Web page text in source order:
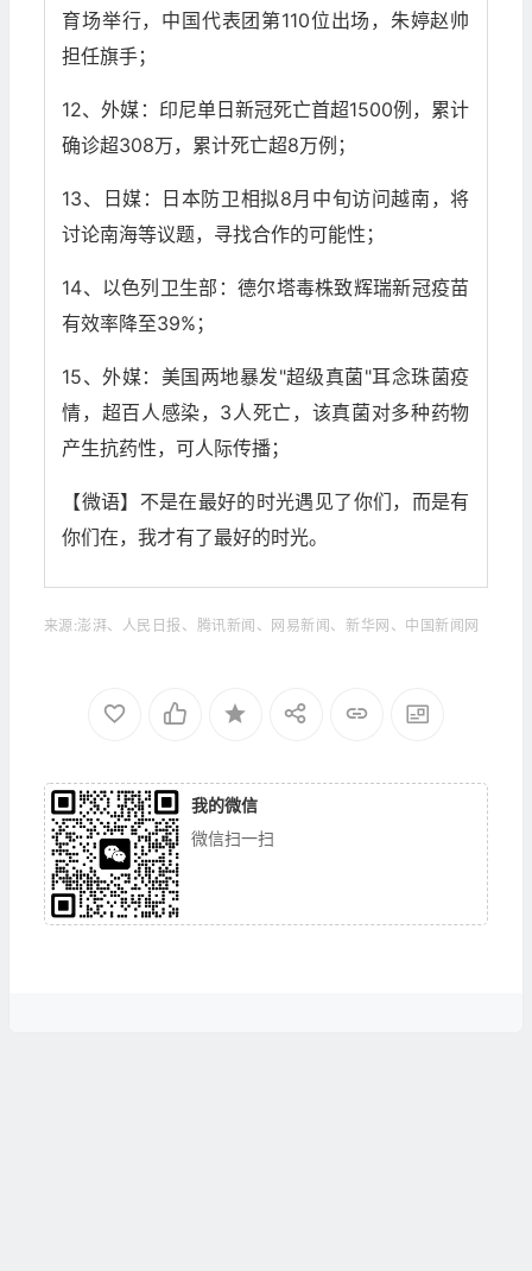
育场举行，中国代表团第110位出场，朱婷赵帅
担任旗手；
12、外媒：印尼单日新冠死亡首超1500例，累计
确诊超308万，累计死亡超8万例；
13、日媒：日本防卫相拟8月中旬访问越南，将
讨论南海等议题，寻找合作的可能性；
14、以色列卫生部：德尔塔毒株致辉瑞新冠疫苗
有效率降至39%；
15、外媒：美国两地暴发"超级真菌"耳念珠菌疫
情，超百人感染，3人死亡，该真菌对多种药物
产生抗药性，可人际传播；
【微语】不是在最好的时光遇见了你们，而是有
你们在，我才有了最好的时光。
来源:澎湃、人民日报、腾讯新闻、网易新闻、新华网、中国新闻网
我的微信
微信扫一扫